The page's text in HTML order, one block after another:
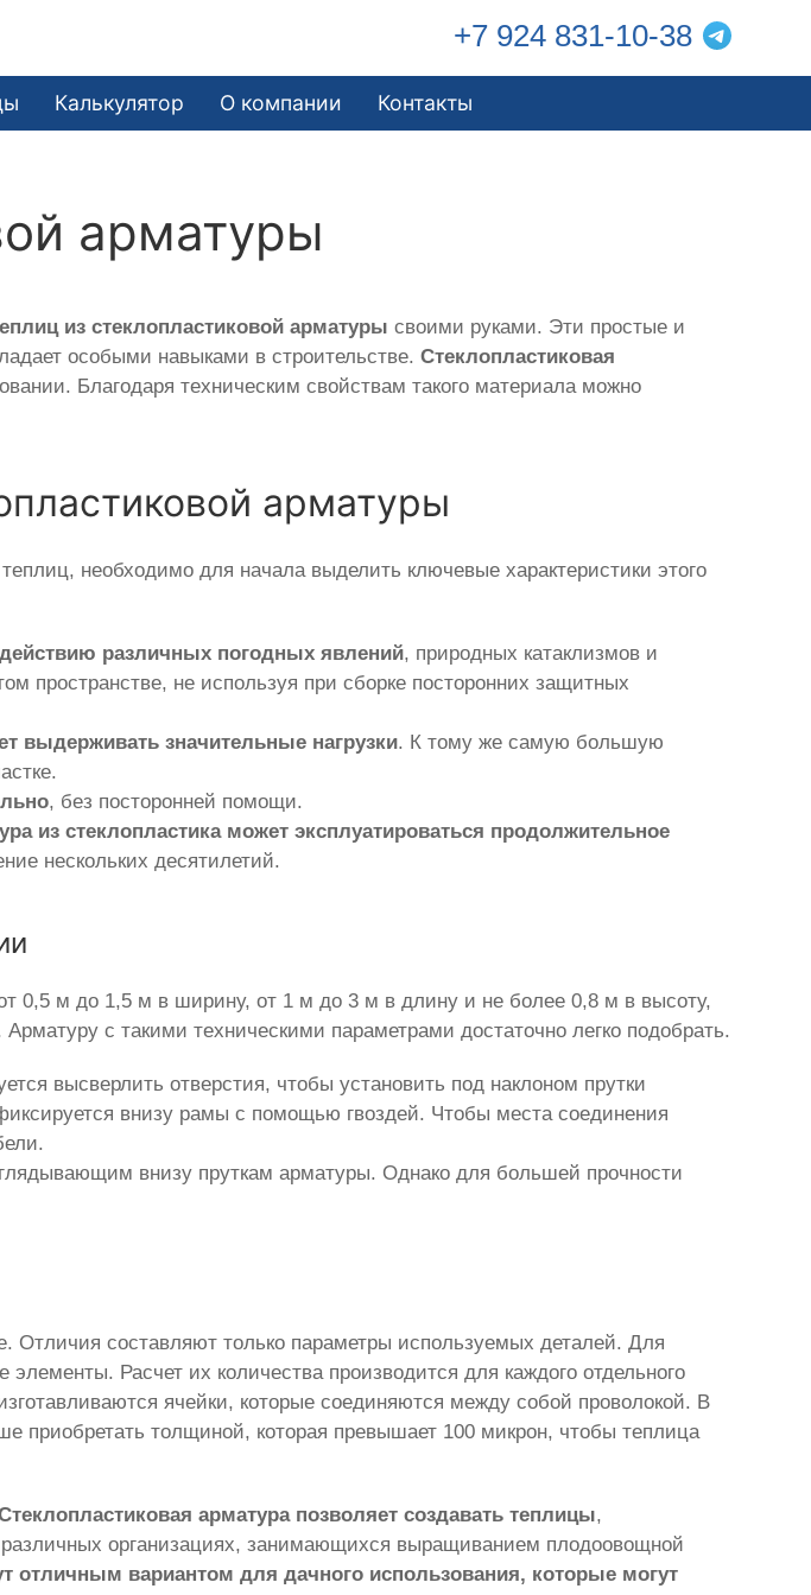
+7 924 831-10-38
Калькулятор О компании Контакты
арматуры
из стеклопластиковой арматуры своими руками. Эти простые и
особыми навыками в строительстве.Стеклопластиковая
Благодаря техническим свойствам такого материала можно
арматуры
необходимо для начала выделить ключевые характеристики этого
различных погодных явлений, природных катаклизмов и
пространстве, не используя при сборке посторонних защитных
выдерживать значительные нагрузки. К тому же самую большую
, без посторонней помощи.
из стеклопластика может эксплуатироваться продолжительное
нескольких десятилетий.
0,5 м до 1,5 м в ширину, от 1 м до 3 м в длину и не более 0,8 м в высоту,
с такими техническими параметрами достаточно легко подобрать.
высверлить отверстия, чтобы установить под наклоном прутки
внизу рамы с помощью гвоздей. Чтобы места соединения
внизу пруткам арматуры. Однако для большей прочности
составляют только параметры используемых деталей. Для
Расчет их количества производится для каждого отдельного
ячейки, которые соединяются между собой проволокой. В
приобретать толщиной, которая превышает 100 микрон, чтобы теплица
арматура позволяет создавать теплицы,
организациях, занимающихся выращиванием плодоовощной
отличным вариантом для дачного использования, которые могут